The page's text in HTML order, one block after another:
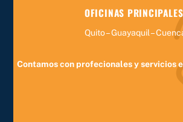
OFICINAS
Quito – Guayaquil –
Contamos con profecionales y servicios